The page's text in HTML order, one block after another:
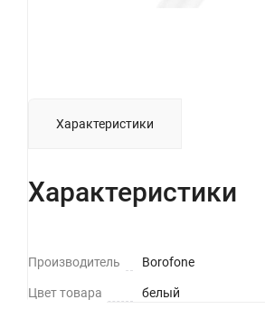
Характеристики
Характеристики
Производитель Borofone
Цвет товара белый